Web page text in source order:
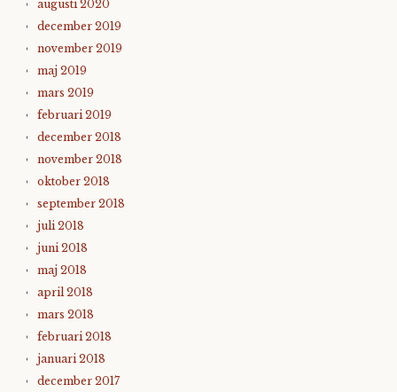
augusti 2020
december 2019
november 2019
maj 2019
mars 2019
februari 2019
december 2018
november 2018
oktober 2018
september 2018
juli 2018
juni 2018
maj 2018
april 2018
mars 2018
februari 2018
januari 2018
december 2017